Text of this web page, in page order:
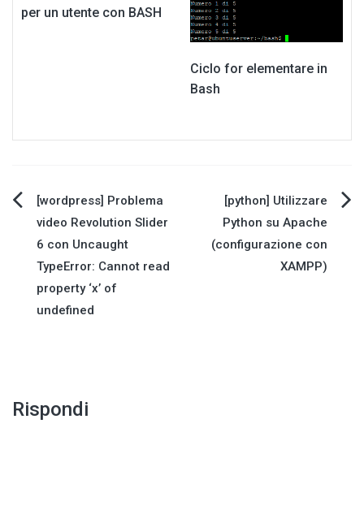
per un utente con BASH
Ciclo for elementare in
Bash
Navigazione
articoli
[wordpress] Problema
video Revolution Slider
6 con Uncaught
TypeError: Cannot read
property ‘x’ of
undefined
[python] Utilizzare
Python su Apache
(configurazione con
XAMPP)
Rispondi